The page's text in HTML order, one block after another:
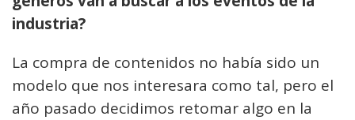
industria?
La compra de contenidos no había sido un
modelo que nos interesara como tal, pero el
año pasado decidimos retomar algo en la